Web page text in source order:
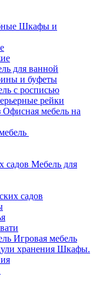
Шкафы и
для ванной
и буфеты
с росписью
рейки
Офисная мебель на
Мебель для
садов
Игровая мебель
Шкафы.